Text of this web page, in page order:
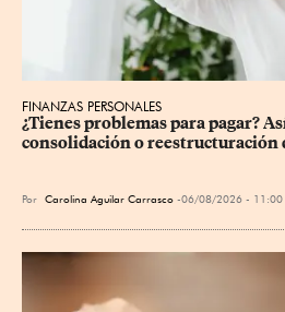
FINANZAS PERSONALES
¿Tienes problemas para pagar?
consolidación o reestructuración
Por Carolina Aguilar Carrasco 06/08/2026 - 11:00